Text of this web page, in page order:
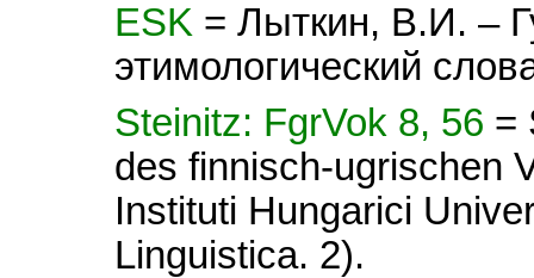
ESK = Лыткин, В.И. –
этимологический
Steinitz: FgrVok 8, 56 =
des finnisch-ugrischen
Instituti Hungarici
Linguistica. 2).